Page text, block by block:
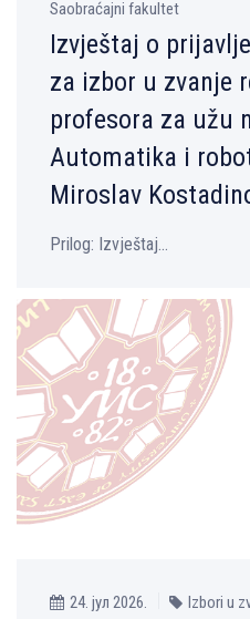
Saobraćajni fakultet
Izvještaj o
za izbor u zvanje
profesora za užu
Automatika i
Miroslav
Prilog: Izvještaj...
24. јул 2026.
Izbori u